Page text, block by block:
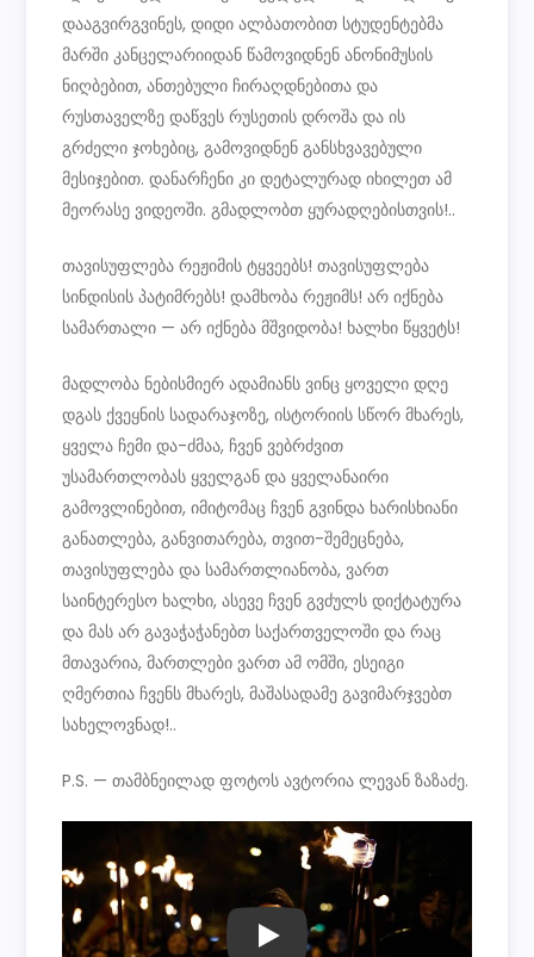
დააგვირგვინეს, დიდი ალბათობით სტუდენტებმა
მარში კანცელარიიდან წამოვიდნენ ანონიმუსის
ნიღბებით, ანთებული ჩირაღდნებითა და
რუსთაველზე დაწვეს რუსეთის დროშა და ის
გრძელი ჯოხებიც, გამოვიდნენ განსხვავებული
მესიჯებით. დანარჩენი კი დეტალურად იხილეთ ამ
მეორასე ვიდეოში. გმადლობთ ყურადღებისთვის!..
თავისუფლება რეჟიმის ტყვეებს! თავისუფლება
სინდისის პატიმრებს! დამხობა რეჟიმს! არ იქნება
სამართალი — არ იქნება მშვიდობა! ხალხი წყვეტს!
მადლობა ნებისმიერ ადამიანს ვინც ყოველი დღე
დგას ქვეყნის სადარაჯოზე, ისტორიის სწორ მხარეს,
ყველა ჩემი და-ძმაა, ჩვენ ვებრძვით
უსამართლობას ყველგან და ყველანაირი
გამოვლინებით, იმიტომაც ჩვენ გვინდა ხარისხიანი
განათლება, განვითარება, თვით-შემეცნება,
თავისუფლება და სამართლიანობა, ვართ
საინტერესო ხალხი, ასევე ჩვენ გვძულს დიქტატურა
და მას არ გავაჭაჭანებთ საქართველოში და რაც
მთავარია, მართლები ვართ ამ ომში, ესეიგი
ღმერთია ჩვენს მხარეს, მაშასადამე გავიმარჯვებთ
სახელოვნად!..
P.S. — თამბნეილად ფოტოს ავტორია ლევან ზაზაძე.
PLAY